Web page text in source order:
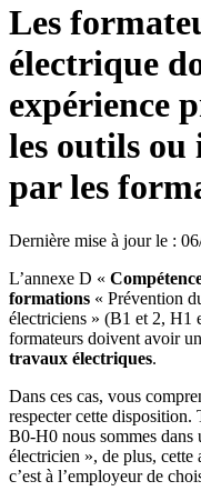
Les
électrique
expérience
les outils ou
par les
Dernière mise à jour le :
L’annexe D «
formations « Prévention
électriciens » (B1 et 2,
formateurs doivent avoir
travaux électriques.
Dans ces cas, vous
respecter cette disposition.
B0-H0 nous sommes
électricien », de plus, cette
c’est à l’employeur de